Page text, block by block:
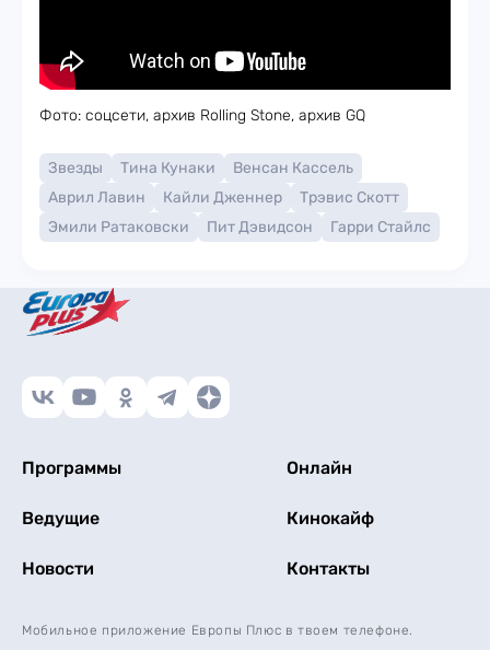
Фото: соцсети, архив Rolling Stone, архив GQ
Звезды Тина Кунаки
Венсан Кассель
Аврил Лавин
Кайли Дженнер
Трэвис Скотт
Эмили Ратаковски
Пит Дэвидсон Гарри Стайлс
Программы Онлайн
Ведущие Кинокайф
Новости Контакты
Мобильное приложение Европы Плюс в твоем телефоне.